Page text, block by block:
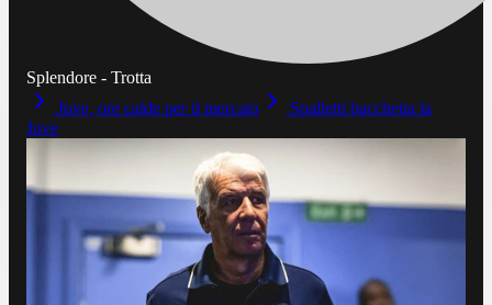
Splendore - Trotta
Juve, ore calde per il mercato
Spalletti bacchetta la
Juve